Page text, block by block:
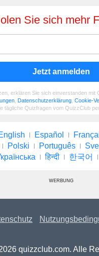
Sie sich mehr
Jetzt anmelden
erklären Sie sich einverstanden mit
Datenschutzerklärung Cookie-
tägliche Quizfragen vom QuizzClub
Español
Polski Português
हिन्दी 한국어
WERBUNG
quizzclub.com. Alle